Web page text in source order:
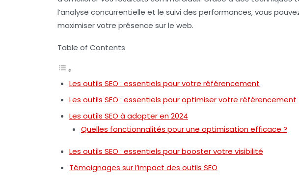
l’analyse concurrentielle et le suivi des performances, vous
maximiser votre présence sur le web.
Table of Contents
Les outils SEO : essentiels pour votre référencement
Les outils SEO : essentiels pour optimiser votre référencement
Les outils SEO à adopter en 2024
Quelles fonctionnalités pour une optimisation efficace ?
Les outils SEO : essentiels pour booster votre visibilité
Témoignages sur l’impact des outils SEO